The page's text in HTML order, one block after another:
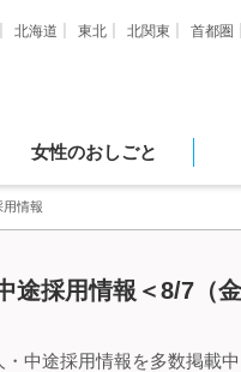
北海道 東北 北関東 首都圏
女性のおしごと
用情報
途採用情報＜8/7（
中途採用情報を多数掲載